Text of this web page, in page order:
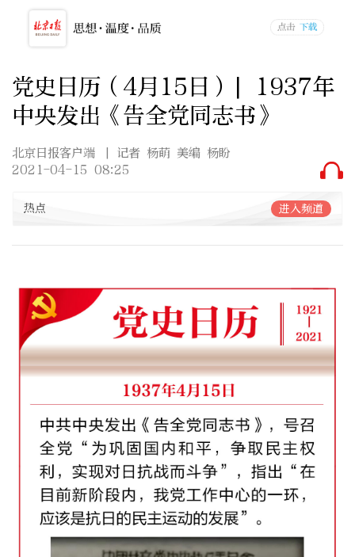
党史日历（4月15日）| 1937年
中央发出《告全党同志书》
北京日报客户端
| 记者 杨萌 美编 杨盼
2021-04-15 08:25
热点 进入频道